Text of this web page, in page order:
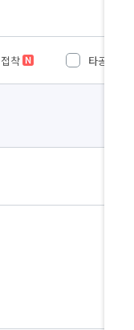
접착 타공